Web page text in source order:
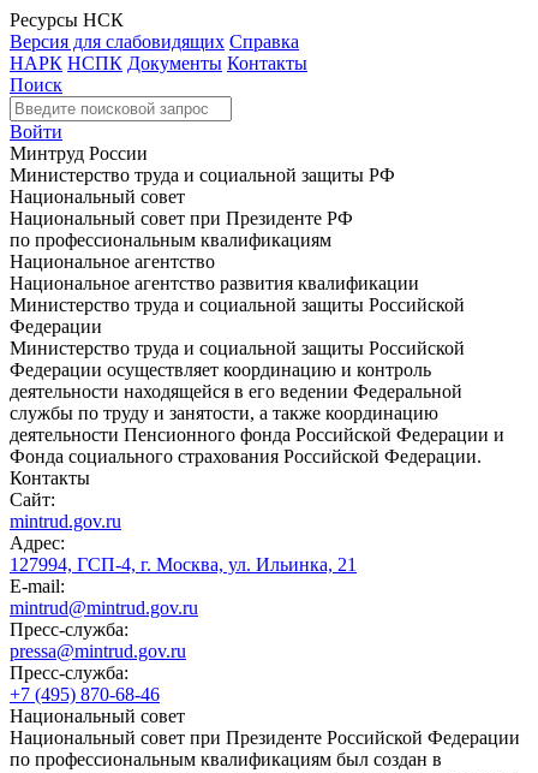
Ресурсы НСК
Версия для слабовидящих Справка
НАРК НСПК Документы Контакты
Поиск
Войти
Минтруд России
Министерство труда и социальной защиты РФ
Национальный совет
Национальный совет при Президенте РФ
по профессиональным квалификациям
Национальное агентство
Национальное агентство развития квалификации
Министерство труда и социальной защиты Российской
Федерации
Министерство труда и социальной защиты Российской
Федерации осуществляет координацию и контроль
деятельности находящейся в его ведении Федеральной
службы по труду и занятости, а также координацию
деятельности Пенсионного фонда Российской Федерации и
Фонда социального страхования Российской Федерации.
Контакты
Сайт:
mintrud.gov.ru
Адрес:
127994, ГСП-4, г. Москва, ул. Ильинка, 21
E-mail:
mintrud@mintrud.gov.ru
Пресс-служба:
pressa@mintrud.gov.ru
Пресс-служба:
+7 (495) 870-68-46
Национальный совет
Национальный совет при Президенте Российской Федерации
по профессиональным квалификациям был создан в